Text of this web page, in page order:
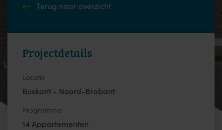
Terug naar overzicht
Projectdetails
Locatie
Boskant - Noord-Brabant
Programma
14 Appartementen